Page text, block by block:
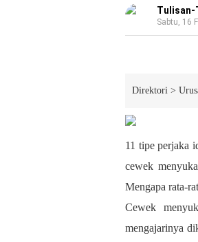
Tulisan-
Sabtu, 16
Direktori >
11 tipe perjaka
cewek
Mengapa rata-
Cewek
mengajarinya